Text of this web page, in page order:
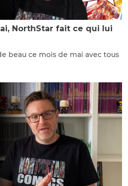
NorthStar fait ce qui lui
beau ce mois de mai avec tous